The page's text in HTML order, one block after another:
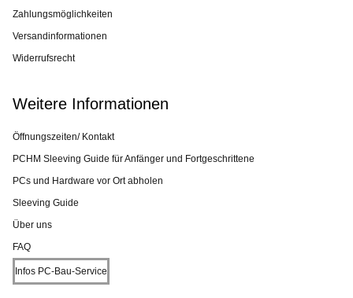
Zahlungsmöglichkeiten
Versandinformationen
Widerrufsrecht
Weitere Informationen
Öffnungszeiten/ Kontakt
PCHM Sleeving Guide für Anfänger und Fortgeschrittene
PCs und Hardware vor Ort abholen
Sleeving Guide
Über uns
FAQ
Infos PC-Bau-Service